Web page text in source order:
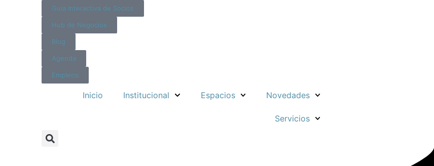
Guía Interactiva de Socios
Hub de Negocios
Blog
Agenda
Empleos
Inicio Institucional Espacios Novedades
Servicios